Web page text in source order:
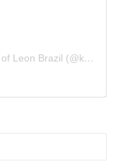
Uma publicação compartilhada por Kings of Leon Brazil (@kolbrazil)